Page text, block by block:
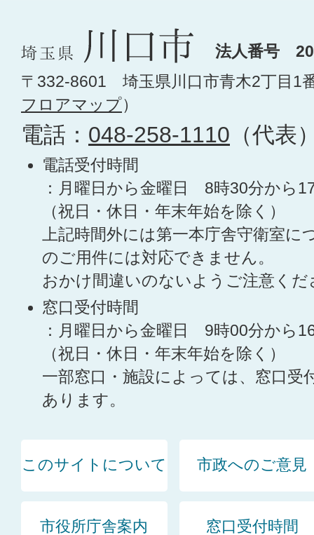
法人番号
〒332-8601 埼玉県川口市青木2丁目1
フロアマップ）
電話： 048-258-1110 （代表
電話受付時間
：月曜日から金曜日 8時30分から
（祝日・休日・年末年始を除く）
上記時間外には第一本庁舎守衛室に
のご用件には対応できません。
おかけ間違いのないようご注意くだ
窓口受付時間
：月曜日から金曜日 9時00分から
（祝日・休日・年末年始を除く）
一部窓口・施設によっては、窓口受
あります。
このサイトについて 市政へのご意見
市役所庁舎案内 窓口受付時間